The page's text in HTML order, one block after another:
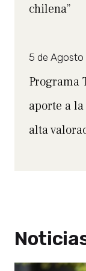
chilena”
5 de Agosto
Programa
aporte a
alta